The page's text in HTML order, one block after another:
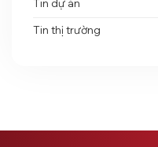
Tin dự án
Tin thị trường